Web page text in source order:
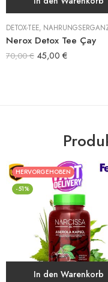
DETOX-TEE,
Nerox Detox Tee Çay
70,00€ 45,00 €
HERVORGEHOBEN
-51%
In den Warenkorb